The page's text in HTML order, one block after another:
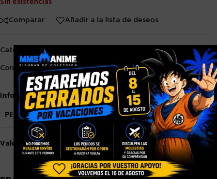
Comparar
Añadir a la lista de deseos
Categorías:Megahouse
Compartir:
Información adicional
PESO
1,5 kg
Valoraciones (0)
×